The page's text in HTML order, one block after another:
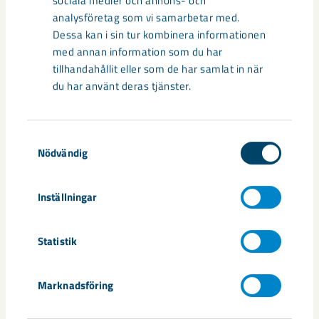
analysföretag som vi samarbetar med.
Dessa kan i sin tur kombinera informationen
med annan information som du har
tillhandahållit eller som de har samlat in när
du har använt deras tjänster.
Nödvändig
Inställningar
Statistik
Marknadsföring
För Leia Lindström, som går andra året på
Naturbruksgymnasiet med inriktning häst och är uppvuxen i
Kiruna, blev geologin det mest intressanta inslaget under
mötet med geologen Roseanna Dale särskilt uppskattat, och
hon passade också på att fråga hur man blir geolog.